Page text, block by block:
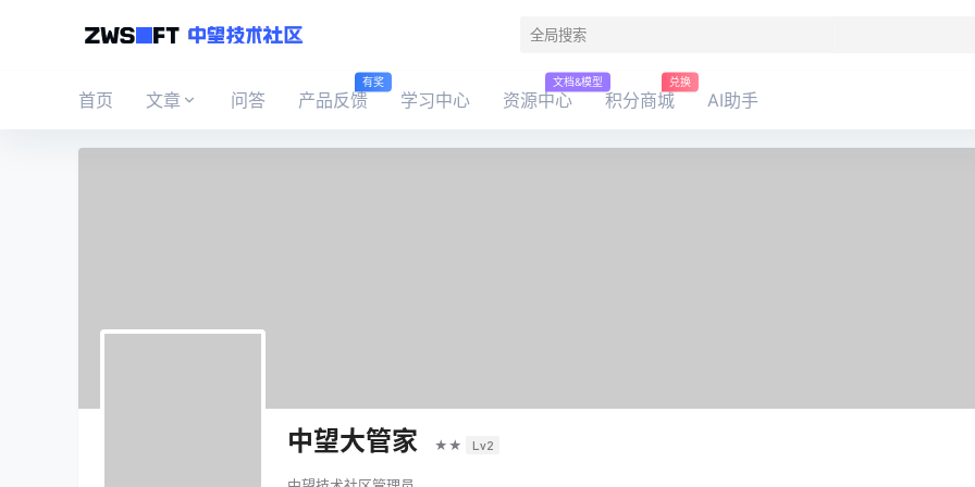
首页 文章 问答 产品反馈
有奖
学习中心 资源中心
文档&模型
积分商城
兑换
AI助手
中望大管家 ★★ Lv2